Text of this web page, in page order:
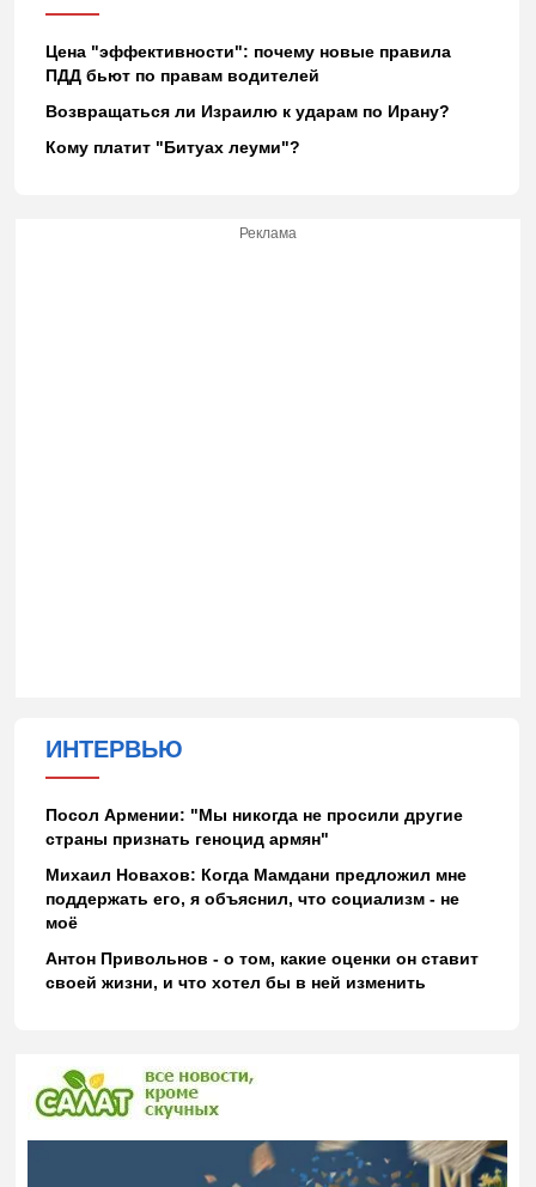
Цена "эффективности": почему новые правила
ПДД бьют по правам водителей
Возвращаться ли Израилю к ударам по Ирану?
Кому платит "Битуах леуми"?
Реклама
ИНТЕРВЬЮ
Посол Армении: "Мы никогда не просили другие
страны признать геноцид армян"
Михаил Новахов: Когда Мамдани предложил мне
поддержать его, я объяснил, что социализм - не
моё
Антон Привольнов - о том, какие оценки он ставит
своей жизни, и что хотел бы в ней изменить